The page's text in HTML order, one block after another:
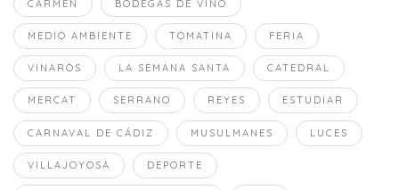
CARMEN BODEGAS DE VINO
MEDIO AMBIENTE TOMATINA FERIA
VINARÒS LA SEMANA SANTA CATEDRAL
MERCAT SERRANO REYES ESTUDIAR
CARNAVAL DE CÁDIZ MUSULMANES LUCES
VILLAJOYOSA DEPORTE